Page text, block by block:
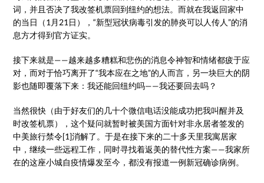
词，并且否决了我改签机票回到纽约的想法。而就在我返回家中
的当日（1月21日），“新型冠状病毒引发的肺炎可以人传人”的消
息方才得到官方证实。
接下来就是——越来越多糟糕和悲伤的消息令神智和情绪都疲于应
对，而对于恰巧离开了“我本应在之地”的人而言，另一块巨大的阴
影也随即覆落下来：我还能回纽约吗——我还要回去吗？
当然很快（由于好友们的几十个微信电话没能成功把我叫醒并及
时改签机票），这个疑问就暂时被美国方面针对非永居者签发的
中美旅行禁令[1]消解了。于是在接下来的二十多天里我寓居家
中，继续一些远程工作，同时寻找着返美的替代性方案——我家所
在的这座小城自疫情爆发至今，都没有报道一例新冠确诊病例。